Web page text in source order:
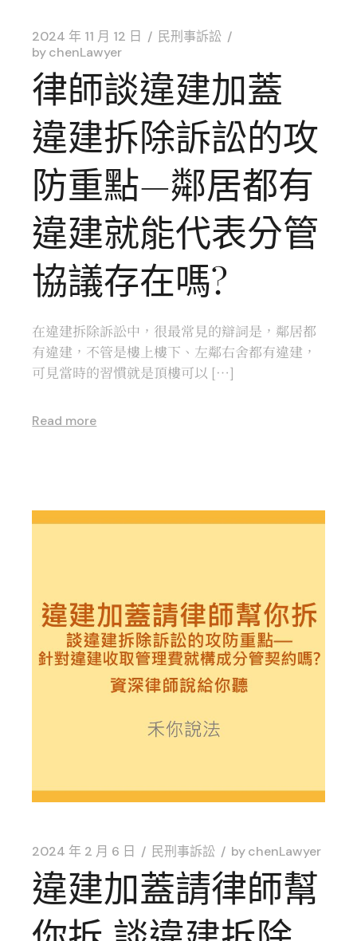
2024 年 11 月 12 日
民刑事訴訟
bychenLawyer
律師談違建加蓋
違建拆除訴訟的攻
防重點—鄰居都有
違建就能代表分管
協議存在嗎?
在違建拆除訴訟中，很最常見的辯詞是，鄰居都
有違建，不管是樓上樓下、左鄰右舍都有違建，
可見當時的習慣就是頂樓可以 […]
Read more
2024 年 2 月 6 日 民刑事訴訟 bychenLawyer
違建加蓋請律師幫